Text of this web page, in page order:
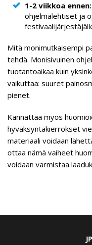
1-2 viikkoa ennen:
ohjelmalehtiset ja
Mitä monimutkaisempi
tehdä. Monisivuinen
tuotantoaikaa kuin
vaikuttaa: suuret
pienet.
Kannattaa myös
hyväksyntäkierrokset
materiaali voidaan
ottaa nämä vaiheet
voidaan varmistaa